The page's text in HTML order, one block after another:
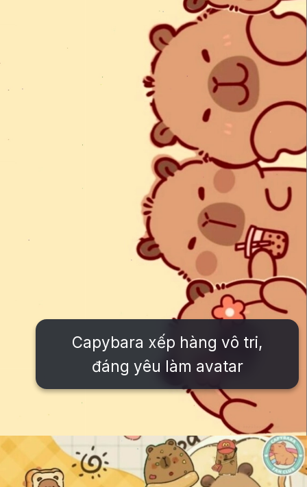
Capybara xếp hàng vô tri,
đáng yêu làm avatar
Đang mở https://issiloo.edu.vn/cute-vo-dien-avatar